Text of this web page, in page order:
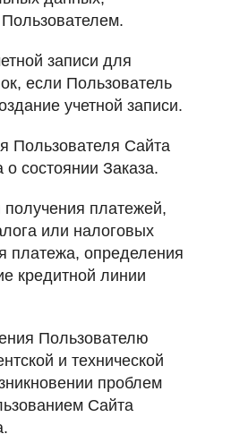
записи для
если Пользователь
учетной записи.
Пользователя Сайта
о состоянии Заказа.
платежей,
или налоговых
платежа, определения
кредитной линии
Пользователю
и технической
проблем
Сайта